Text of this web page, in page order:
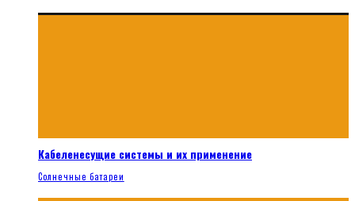
Кабеленесущие системы и их применение
Солнечные батареи